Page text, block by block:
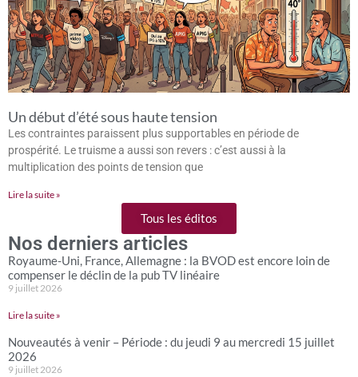
Un début d’été sous haute tension
Les contraintes paraissent plus supportables en période de
prospérité. Le truisme a aussi son revers : c’est aussi à la
multiplication des points de tension que
Lire la suite »
Tous les éditos
Nos derniers articles
Royaume-Uni, France, Allemagne : la BVOD est encore loin de
compenser le déclin de la pub TV linéaire
9 juillet 2026
Lire la suite »
Nouveautés à venir – Période : du jeudi 9 au mercredi 15 juillet
2026
9 juillet 2026